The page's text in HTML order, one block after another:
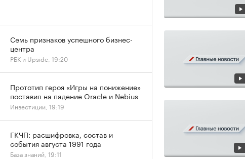
Семь признаков успешного бизнес-
центра
РБК и Upside, 19:20
Прототип героя «Игры на понижение»
поставил на падение Oracle и Nebius
Инвестиции, 19:19
ГКЧП: расшифровка, состав и
события августа 1991 года
База знаний, 19:11